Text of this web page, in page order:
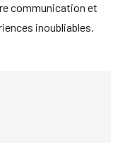
communication et
inoubliables.